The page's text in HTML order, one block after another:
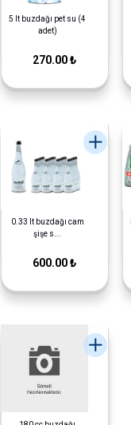
5 lt buzdağı pet su (4
adet)
270.00 ₺
0.33 lt buzdağı cam
şişe s...
600.00 ₺